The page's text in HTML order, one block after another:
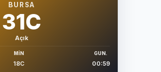
BURSA
31C
Açık
MIN
18C
GUN.
00:59